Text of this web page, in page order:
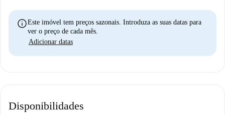
infoEste imóvel tem preços sazonais. Introduza as suas datas para
ver o preço de cada mês.
Adicionar datas
Disponibilidades